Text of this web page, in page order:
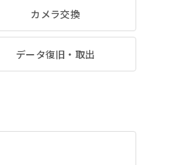
カメラ交換
データ復旧・取出